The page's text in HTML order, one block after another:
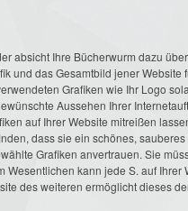
absicht Ihre Bücherwurm dazu
und das Gesamtbild jener Website
Grafiken wie Ihr Logo
Aussehen Ihrer
auf Ihrer Website mitreißen
dass sie ein schönes,
Grafiken anvertrauen. Sie
kann jede S. auf Ihrer
des weiteren ermöglicht dieses